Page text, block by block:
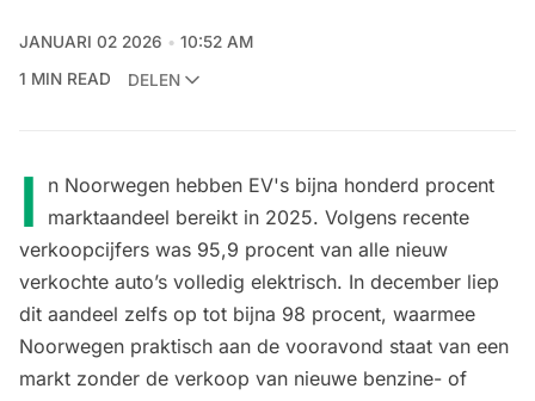
JANUARI 02 2026
10:52 AM
1 MIN READ
DELEN
I
n Noorwegen hebben EV's bijna honderd procent
marktaandeel bereikt in 2025. Volgens recente
verkoopcijfers was 95,9 procent van alle nieuw
verkochte auto’s volledig elektrisch. In december liep
dit aandeel zelfs op tot bijna 98 procent, waarmee
Noorwegen praktisch aan de vooravond staat van een
markt zonder de verkoop van nieuwe benzine- of